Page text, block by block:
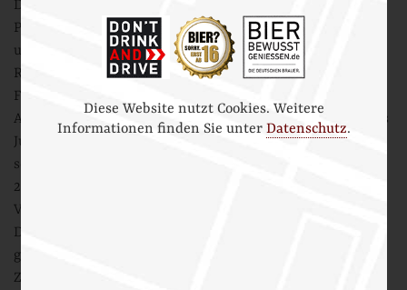
Dunkels. Trotz des großen Erfolges haben wir die
Produktion von „Donker“ eingestellt. Wir sind zu klein,
und die Saison ist zu kurz, und den Rest steuert(e) die
Rezession dazu… Zum 400jährigen Jubiläum von
Friedrichstadt 2021 haben wir eine 1621-Festbuddel in der
Auflage von zwei Mal je 1621 Flaschen herausgebracht. Das
Jubiläumsbier war ein tolles Märzen und folgerichtig sehr
schnell ausgetrunken.
2020 kam „Corona“. Darunter hatten Gastrobetriebe,
Veranstalter und auch Mini-Brauereien extrem zu leiden.
Der Lockdown und seine Folgen haben uns dazu
gezwungen, die KajütenBräu UG zu schließen. Aber die
Zukunft des 1621 Bieres für Friedrichstadt wurde
Diese Website nutzt Cookies. Weitere
Informationen finden Sie unter Datenschutz.